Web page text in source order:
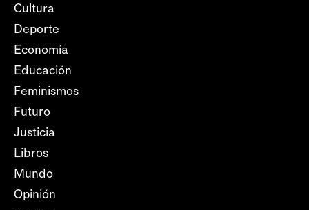
Cultura
Deporte
Economía
Educación
Feminismos
Futuro
Justicia
Libros
Mundo
Opinión